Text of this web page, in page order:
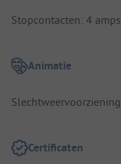
Stopcontacten: 4 amps
Animatie
Slechtweervoorziening
Certificaten